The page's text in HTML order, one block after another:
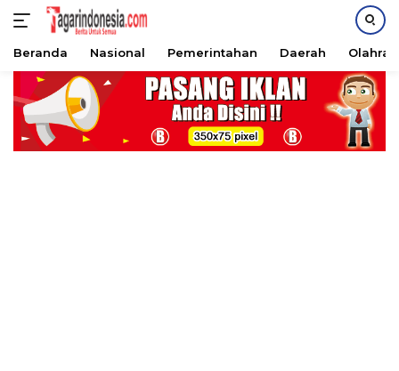
Langsung
konten
Beranda Nasional Pemerintahan Daerah